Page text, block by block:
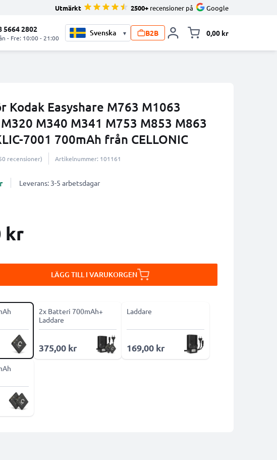
Utmärkt 2500+ recensioner på Google
5664 2802
- Fre: 10:00 - 21:00
▾ B2B 0,00 kr
Kodak Easyshare M763 M1063
M340 M341 M753 M853 M863
7001 700mAh från CELLONIC
recensioner) Artikelnummer: 101161
Leverans: 3-5 arbetsdagar
kr
LÄGG TILL I VARUKORGEN
2x Batteri 700mAh+
Laddare
375,00 kr
Laddare
169,00 kr